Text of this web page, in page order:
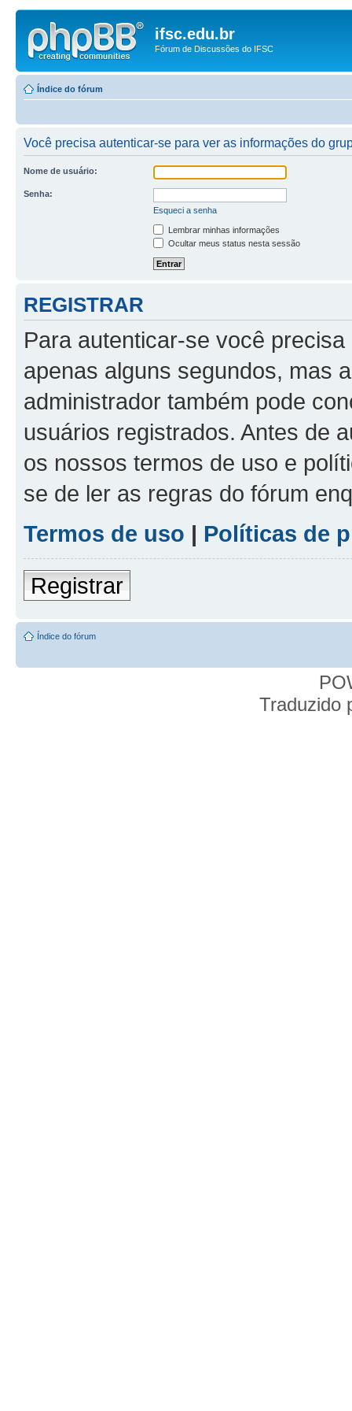
ifsc.edu.br
Fórum de Discussões do IFSC
Índice do fórum
Você precisa autenticar-se para ver as informações do
Nome de usuário:
Senha:
Esqueci a senha
Lembrar minhas informações
Ocultar meus status nesta sessão
REGISTRAR
Para autenticar-se você
apenas alguns segundos, mas
administrador também pode
usuários registrados. Antes de
os nossos termos de uso e
se de ler as regras do fórum
Termos de uso | Políticas de
Registrar
Índice do fórum
Traduzido